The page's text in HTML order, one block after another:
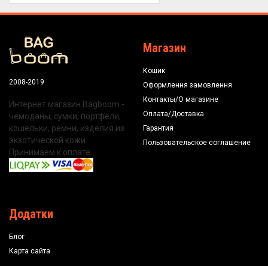
2008-2019
Интернет магазин Bagboom -
чемоданы, сумки, портфели,
кошельки, ремни, изделия из
экзотической кожи.
Принимаем к оплате:
Магазин
Кошик
Оформлення замовлення
Контакты/О магазине
Оплата/Доставка
Гарантия
Пользовательское соглашение
Додатки
Блог
Карта сайта